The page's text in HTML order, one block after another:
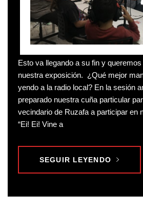
Esto va llegando a su fin y
nuestra exposición. ¿Qué mejor
yendo a la radio local? En la sesión
preparado nuestra cuña particular
vecindario de Ruzafa a participar en
“Ei! Ei! Vine a
SEGUIR LEYENDO